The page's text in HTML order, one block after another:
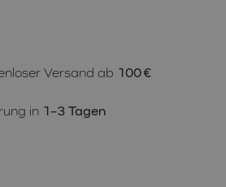
Versand ab 100 €
in 1–3 Tagen